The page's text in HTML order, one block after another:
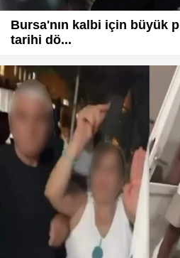
Bursa'nın kalbi için büyük
tarihi dö...